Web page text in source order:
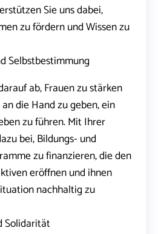
Sie uns dabei,
zu fördern und Wissen zu
Selbstbestimmung
ab, Frauen zu stärken
die Hand zu geben, ein
zu führen. Mit Ihrer
bei, Bildungs- und
zu finanzieren, die den
eröffnen und ihnen
nachhaltig zu
Solidarität